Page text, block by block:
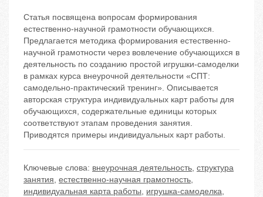
Статья посвящена вопросам формирования
естественно-научной грамотности обучающихся.
Предлагается методика формирования естественно-
научной грамотности через вовлечение обучающихся в
деятельность по созданию простой игрушки-самоделки
в рамках курса внеурочной деятельности «СПТ:
самодельно-практический тренинг». Описывается
авторская структура индивидуальных карт работы для
обучающихся, содержательные единицы которых
соответствуют этапам проведения занятия.
Приводятся примеры индивидуальных карт работы.
Ключевые слова: внеурочная деятельность, структура
занятия, естественно-научная грамотность,
индивидуальная карта работы, игрушка-самоделка,